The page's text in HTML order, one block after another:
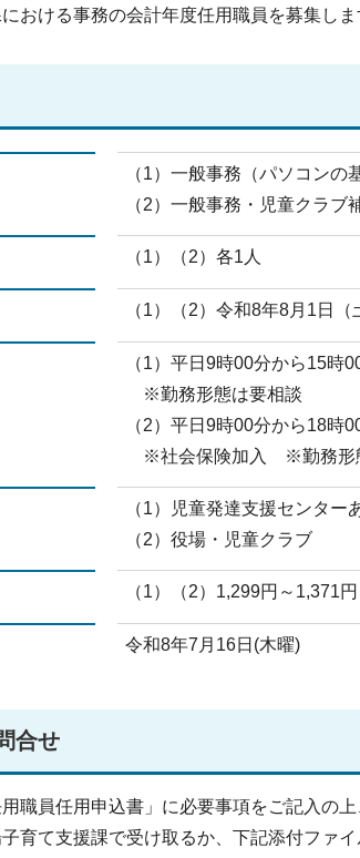
おける事務の会計年度任用職員を募集しま
（1）一般事務（パソコンの
（2）一般事務・児童クラブ
（1）（2）各1人
（1）（2）令和8年8月1日
（1）平日9時00分から15時
※勤務形態は要相談
（2）平日9時00分から18時
※社会保険加入 ※勤務形
（1）児童発達支援センター
（2）役場・児童クラブ
（1）（2）1,299円～1,371円
令和8年7月16日(木曜)
合せ
用職員任用申込書」に必要事項をご記入の
育て支援課で受け取るか、下記添付ファ